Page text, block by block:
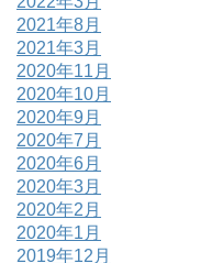
2021年8月
2021年3月
2020年11月
2020年10月
2020年9月
2020年7月
2020年6月
2020年3月
2020年2月
2020年1月
2019年12月